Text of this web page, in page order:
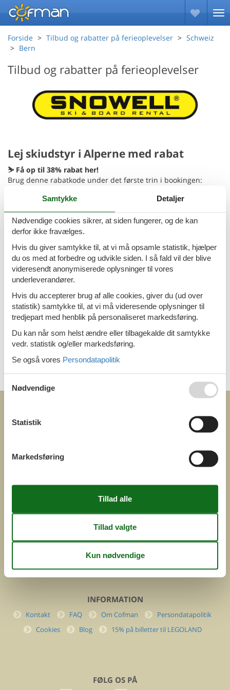
Forside Tilbud og rabatter på ferieoplevelser
Schweiz
Bern
Tilbud og rabatter på ferieoplevelser
Geografier
Alle
Lej skiudstyr i Alperne med rabat
⛷️ Få op til 38% rabat her!
Brug denne rabatkode under det første trin i bookingen:
Hos SNOWELL kan du booke dit vintersportsudstyr, såsom ski,
snowboards, støvler, hjelme og meget mere, nemt og bekvemt
online. Det udstyr, du har lejet hjemmefra, vil være klar til
afhentning i en af de 600 skiudlejningsbutikker, som er spredt
ud over mere end400 skisportssteder i Alperne. Se allerede
nu frem til en sjov ferie på pisterne og i den fortryllende sne
❄️😊❄️
Book online nu og få rabat!
Nygade 8b. 2. th
Danmark
Momsnr.: DK26347688
info@cofman.com
INFORMATION
Kontakt FAQ Om Cofman
Persondatapolitik
Cookies
Blog 15% på billetter til LEGOLAND
FØLG OS PÅ
Samtykke Detaljer
Nødvendige cookies sikrer, at siden fungerer, og de kan
derfor ikke fravælges.
Hvis du giver samtykke til, at vi må opsamle statistik, hjælper
du os med at forbedre og udvikle siden. I så fald vil der blive
videresendt anonymiserede oplysninger til vores
underleverandører.
Hvis du accepterer brug af alle cookies, giver du (ud over
statistik) samtykke til, at vi må videresende oplysninger til
tredjepart med henblik på personaliseret markedsføring.
Du kan når som helst ændre eller tilbagekalde dit samtykke
vedr. statistik og/eller markedsføring.
Se også vores Persondatapolitik
Nødvendige
Statistik
Markedsføring